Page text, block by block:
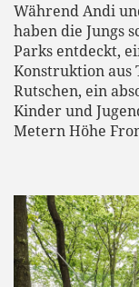
Während Andi
haben die Jungs
Parks entdeckt,
Konstruktion aus
Rutschen, ein
Kinder und
Metern Höhe